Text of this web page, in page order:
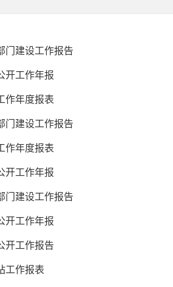
门建设工作报告
开工作年报
作年度报表
门建设工作报告
作年度报表
开工作年报
门建设工作报告
开工作年报
开工作报告
工作报表